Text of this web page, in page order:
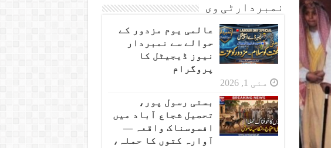
نمبردارٹی وی
عالمی یوم مزدور کے
حوالے سے نمبردار
نیوز ڈیجیٹل کا
پروگرام
مئی 1, 2026
بستی رسول پور،
تحصیل شجاع آباد میں
افسوسناک واقعہ —
آوارہ کتوں کا حملہ،